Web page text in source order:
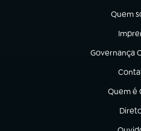
Quem
(abre
(abre
Governança
(abre em
(abre
Quem é
(abre em
(abre